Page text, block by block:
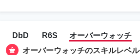
DbD R6S オーバーウォッチ
オーバーウォッチのスキルレベル